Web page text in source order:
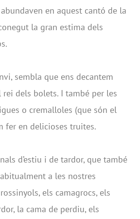
en aquest cantó de la
la gran estima dels
sembla que ens decantem
dels bolets. I també per les
o cremalloles (que són el
fer en delicioses truites.
d’estiu i de tardor, que també
a les nostres
els camagrocs, els
la cama de perdiu, els